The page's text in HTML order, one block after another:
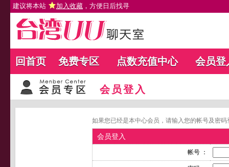
建议将本站 加入收藏 ，方便日后找寻
回首页 免费专区 点数充值中心 会员登
会员登入
如果您已经是本中心会员，请输入您的帐号及密
会员登入
帐号 ：